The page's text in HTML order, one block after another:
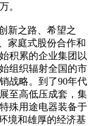
。
新之路、希望之
家庭式股份合作和
积累的企业集团以
组织辐射全国的市
战略。到了90年代
至高低压成套，集
殊用途电器装备于
境和雄厚的经济基